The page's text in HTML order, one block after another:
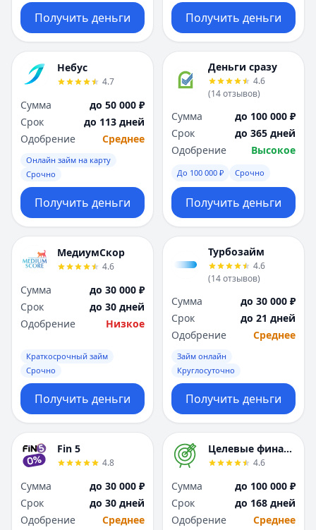
Получить деньги Получить деньги
Небус
4.7
Сумма
до 50 000 ₽
Срок
до 113 дней
Одобрение
Среднее
Онлайн займ на карту
Срочно
Получить деньги
Деньги сразу
4.6
(14отзывов)
Сумма
до 100 000 ₽
Срок
до 365 дней
Одобрение
Высокое
До 100 000 ₽ Срочно
Получить деньги
МедиумСкор
4.6
Сумма
до 30 000 ₽
Срок
до 30 дней
Одобрение
Низкое
Краткосрочный займ
Срочно
Получить деньги
Турбозайм
4.6
(14отзывов)
Сумма
до 30 000 ₽
Срок
до 21 дней
Одобрение
Среднее
Займ онлайн
Круглосуточно
Получить деньги
Fin 5
4.8
Сумма
до 30 000 ₽
Срок
до 30 дней
Одобрение
Среднее
Целевые финансы
4.6
Сумма
до 100 000 ₽
Срок
до 168 дней
Одобрение
Среднее